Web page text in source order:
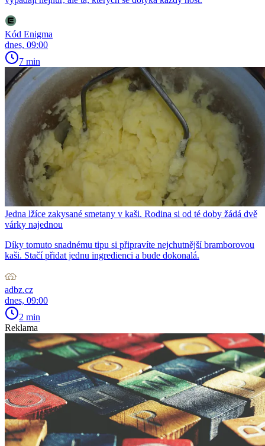
Kód Enigma
dnes, 09:00
7 min
Jedna lžíce zakysané smetany v kaši. Rodina si od té doby žádá dvě
várky najednou
Díky tomuto snadnému tipu si připravíte nejchutnější bramborovou
kaši. Stačí přidat jednu ingredienci a bude dokonalá.
adbz.cz
dnes, 09:00
2 min
Reklama